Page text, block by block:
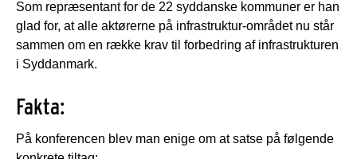
Som repræsentant for de 22 syddanske kommuner er han
glad for, at alle aktørerne på infrastruktur-området nu står
sammen om en række krav til forbedring af infrastrukturen
i Syddanmark.
Fakta:
På konferencen blev man enige om at satse på følgende